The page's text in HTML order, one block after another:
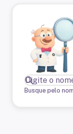
Busque pelo